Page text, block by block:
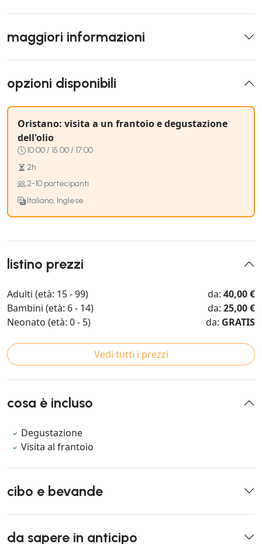
maggiori informazioni
opzioni disponibili
Oristano: visita a un frantoio e degustazione
dell'olio
10:00 / 15:00 / 17:00
2h
2-10 partecipanti
Italiano, Inglese
listino prezzi
Adulti (età: 15 - 99) da: 40,00 €
Bambini (età: 6 - 14)
da: 25,00 €
Neonato (età: 0 - 5)
da: GRATIS
Vedi tutti i prezzi
cosa è incluso
Degustazione
Visita al frantoio
cibo e bevande
da sapere in anticipo